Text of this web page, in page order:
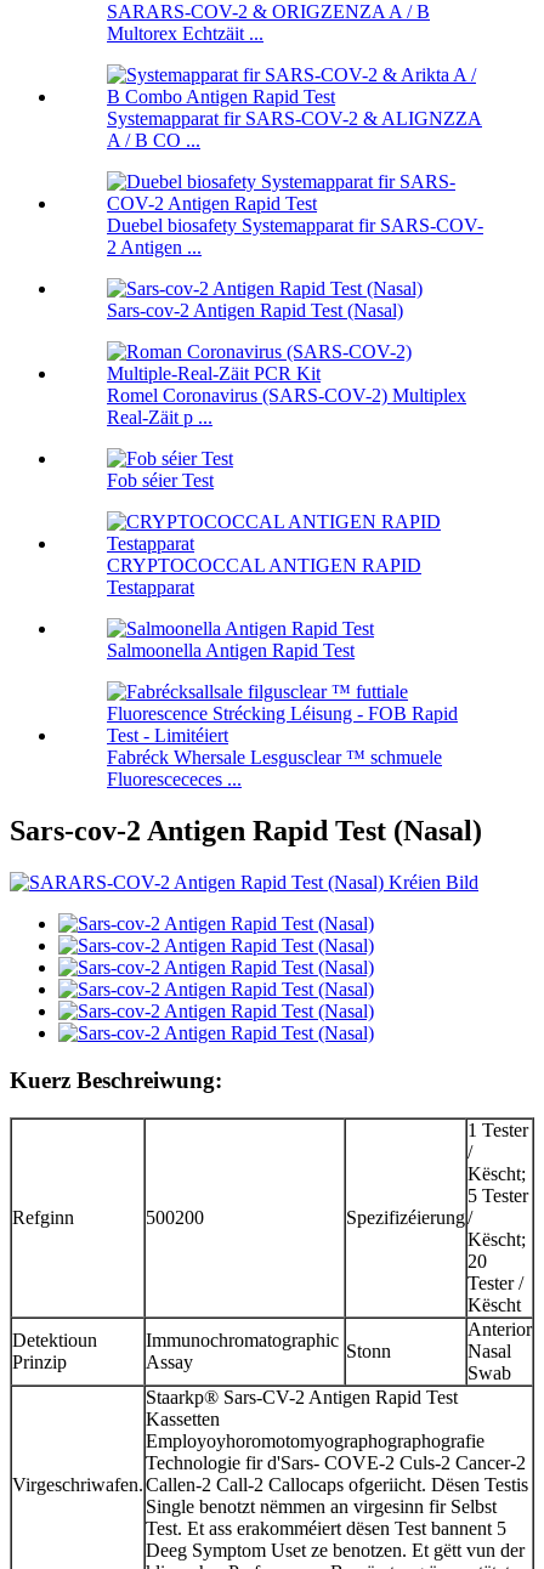
SARARS-COV-2 & ORIGZENZA A / B
Multorex Echtzäit ...
Systemapparat fir SARS-COV-2 & ALIGNZZA
A / B CO ...
Duebel biosafety Systemapparat fir SARS-COV-
2 Antigen ...
Sars-cov-2 Antigen Rapid Test (Nasal)
Romel Coronavirus (SARS-COV-2) Multiplex
Real-Zäit p ...
Fob séier Test
CRYPTOCOCCAL ANTIGEN RAPID
Testapparat
Salmoonella Antigen Rapid Test
Fabréck Whersale Lesgusclear ™ schmuele
Fluorescececes ...
Sars-cov-2 Antigen Rapid Test (Nasal)
Kuerz Beschreiwung:
Refginn 500200 Spezifizéierung
1 Tester
/
Këscht;
5 Tester
/
Këscht;
20
Tester /
Këscht
Detektioun
Prinzip
Immunochromatographic
Assay
Stonn
Anterior
Nasal
Swab
Virgeschriwafen.
Staarkp® Sars-CV-2 Antigen Rapid Test
Kassetten
Employoyhoromotomyographographografie
Technologie fir d'Sars- COVE-2 Culs-2 Cancer-2
Callen-2 Call-2 Callocaps ofgeriicht. Dësen Testis
Single benotzt nëmmen an virgesinn fir Selbst
Test. Et ass erakomméiert dësen Test bannent 5
Deeg Symptom Uset ze benotzen. Et gëtt vun der